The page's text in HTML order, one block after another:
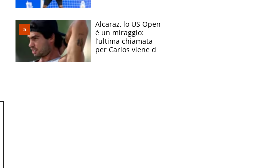
Alcaraz, lo US Open
è un miraggio:
l’ultima chiamata
per Carlos viene da